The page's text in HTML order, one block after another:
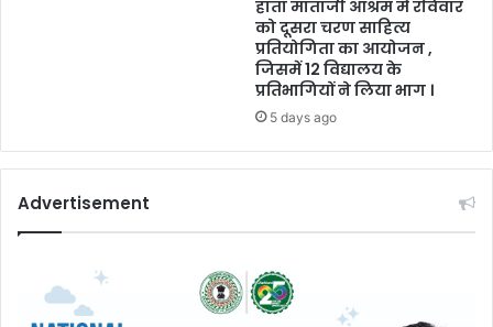
हाता माताजी आश्रम में रविवार
को दूसरा चरण साहित्य
प्रतियोगिता का आयोजन ,
जिसमें 12 विद्यालय के
प्रतिभागियों ने लिया भाग ।
5 days ago
Advertisement